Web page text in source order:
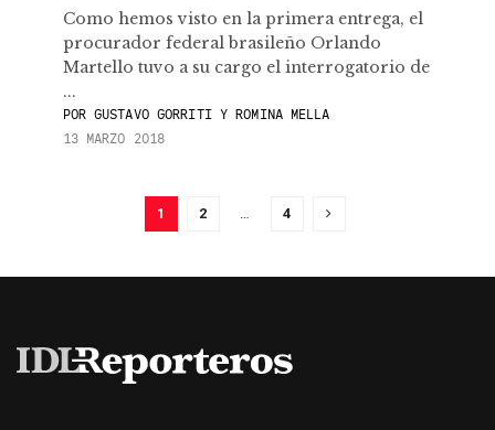
Como hemos visto en la primera entrega, el
procurador federal brasileño Orlando
Martello tuvo a su cargo el interrogatorio de
...
PORGUSTAVO GORRITI Y ROMINA MELLA
13 MARZO 2018
1 2 … 4